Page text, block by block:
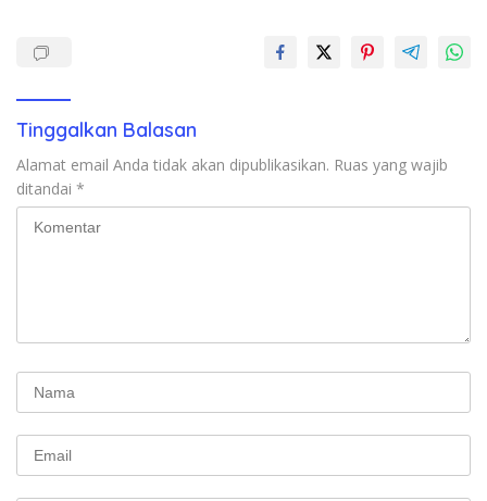
Tinggalkan Balasan
Alamat email Anda tidak akan dipublikasikan. Ruas yang wajib
ditandai *